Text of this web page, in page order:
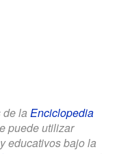
de la Enciclopedia
puede utilizar
educativos bajo la